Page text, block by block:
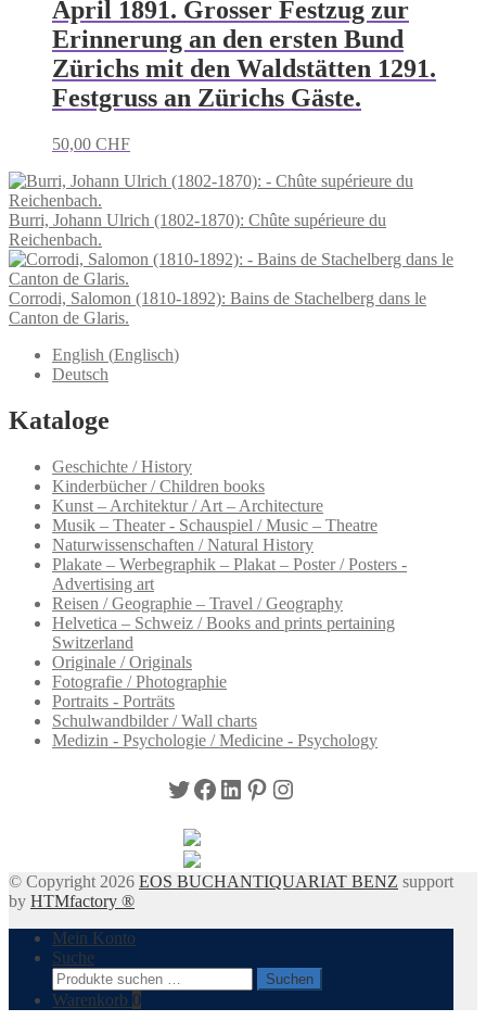
April 1891. Grosser Festzug zur
Erinnerung an den ersten Bund
Zürichs mit den Waldstätten 1291.
Festgruss an Zürichs Gäste.
50,00 CHF
Burri, Johann Ulrich (1802-1870): Chûte supérieure du
Reichenbach.
Corrodi, Salomon (1810-1892): Bains de Stachelberg dans le
Canton de Glaris.
English (Englisch)
Deutsch
Kataloge
Geschichte / History
Kinderbücher / Children books
Kunst – Architektur / Art – Architecture
Musik – Theater - Schauspiel / Music – Theatre
Naturwissenschaften / Natural History
Plakate – Werbegraphik – Plakat – Poster / Posters -
Advertising art
Reisen / Geographie – Travel / Geography
Helvetica – Schweiz / Books and prints pertaining
Switzerland
Originale / Originals
Fotografie / Photographie
Portraits - Porträts
Schulwandbilder / Wall charts
Medizin - Psychologie / Medicine - Psychology
Twitter
Facebook
LinkedIn
Pinterest
Instagram
© Copyright 2026 EOS BUCHANTIQUARIAT BENZ support
by HTMfactory ®
Mein Konto
Suche
Suchen
nach:
Suchen
Warenkorb 0